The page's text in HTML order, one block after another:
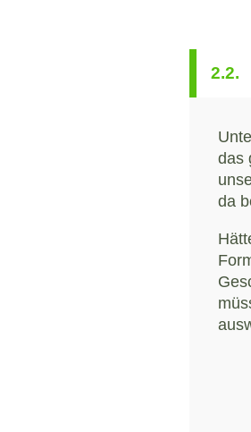
2.2.
das
da